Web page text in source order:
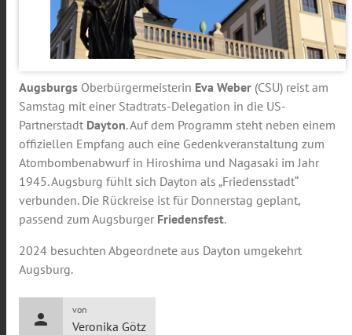
Augsburgs Oberbürgermeisterin Eva Weber (CSU) reist am
Samstag mit einer Stadtrats-Delegation in die US-
Partnerstadt Dayton. Auf dem Programm steht neben einem
offiziellen Empfang auch eine Gedenkveranstaltung zum
Atombombenabwurf in Hiroshima und Nagasaki im Jahr
1945. Augsburg fühlt sich Dayton als „Friedensstadt“
verbunden. Die Rückreise ist für Donnerstag geplant,
passend zum Augsburger Friedensfest.
2024 besuchten Abgeordnete aus Dayton umgekehrt
Augsburg.
person
von
Veronika Götz